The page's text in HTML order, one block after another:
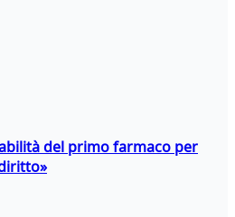
del primo farmaco per